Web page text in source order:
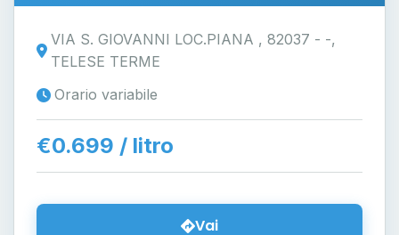
VIA S. GIOVANNI LOC.PIANA , 82037 - -,
TELESE TERME
Orario variabile
€0.699 / litro
Vai